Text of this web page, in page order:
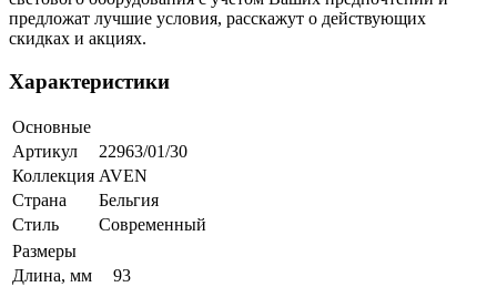
предложат лучшие условия, расскажут о действующих
скидках и акциях.
Характеристики
Основные
Артикул
22963/01/30
Коллекция AVEN
Страна
Бельгия
Стиль
Современный
Размеры
Длина, мм
93